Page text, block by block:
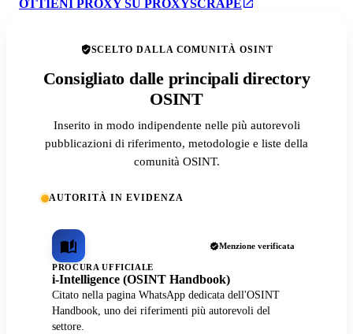
OTTIENI PROXY SU PROXYSCRAPE
SCELTO DALLA COMUNITÀ OSINT
Consigliato dalle principali directory
OSINT
Inserito in modo indipendente nelle più autorevoli
pubblicazioni di riferimento, metodologie e liste della
comunità OSINT.
AUTORITÀ IN EVIDENZA
Menzione verificata
PROCURA UFFICIALE
i-Intelligence (OSINT Handbook)
Citato nella pagina WhatsApp dedicata dell'OSINT
Handbook, uno dei riferimenti più autorevoli del
settore.